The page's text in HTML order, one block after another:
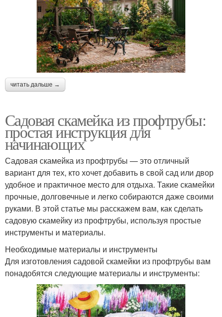
читать дальше →
Садовая скамейка из профтрубы:
простая инструкция для
начинающих
Садовая скамейка из профтрубы — это отличный
вариант для тех, кто хочет добавить в свой сад или двор
удобное и практичное место для отдыха. Такие скамейки
прочные, долговечные и легко собираются даже своими
руками. В этой статье мы расскажем вам, как сделать
садовую скамейку из профтрубы, используя простые
инструменты и материалы.
Необходимые материалы и инструменты
Для изготовления садовой скамейки из профтрубы вам
понадобятся следующие материалы и инструменты: